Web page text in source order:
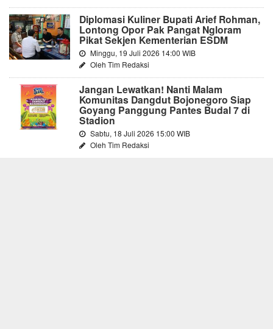
Diplomasi Kuliner Bupati Arief Rohman,
Lontong Opor Pak Pangat Ngloram
Pikat Sekjen Kementerian ESDM
Minggu, 19 Juli 2026 14:00 WIB
Oleh Tim Redaksi
Jangan Lewatkan! Nanti Malam
Komunitas Dangdut Bojonegoro Siap
Goyang Panggung Pantes Budal 7 di
Stadion
Sabtu, 18 Juli 2026 15:00 WIB
Oleh Tim Redaksi